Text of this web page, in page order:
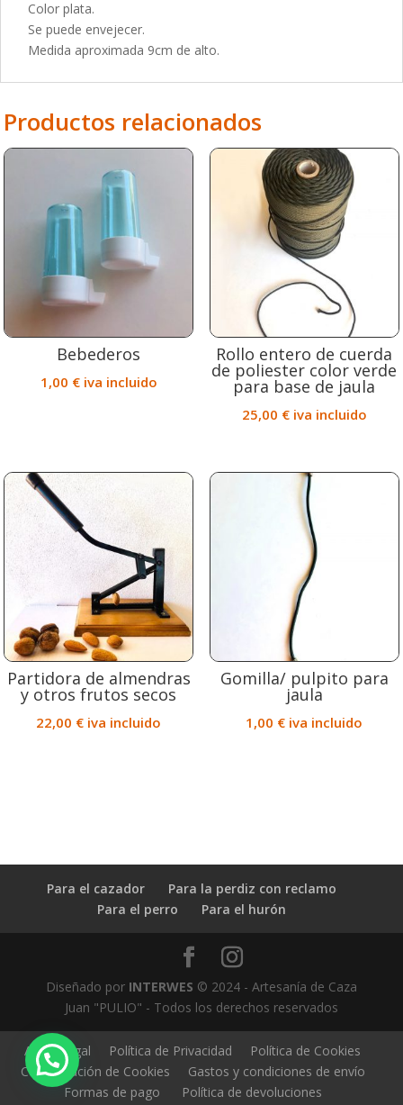
Color plata.
Se puede envejecer.
Medida aproximada 9cm de alto.
Productos relacionados
Bebederos
1,00 € iva incluido
Rollo entero de cuerda
de poliester color verde
para base de jaula
25,00 € iva incluido
Partidora de almendras
y otros frutos secos
22,00 € iva incluido
Gomilla/ pulpito para
jaula
1,00 € iva incluido
Para el cazador
Para la perdiz con reclamo
Para el perro
Para el hurón
Diseñado por INTERWES © 2024 - Artesanía de Caza
Juan "PULIO" - Todos los derechos reservados
Aviso Legal Política de Privacidad
Política de Cookies
Configuración de Cookies
Gastos y condiciones de envío
Formas de pago
Política de devoluciones